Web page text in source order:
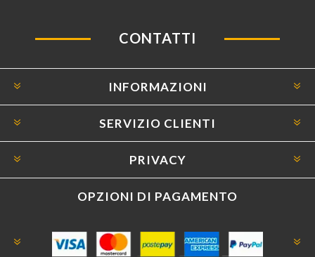
CONTATTI
INFORMAZIONI
SERVIZIO CLIENTI
PRIVACY
OPZIONI DI PAGAMENTO